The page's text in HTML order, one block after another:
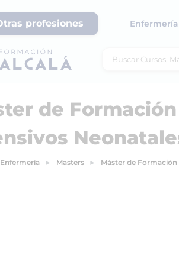
profesiones Enfermería
de
Enfermería Masters Máster de